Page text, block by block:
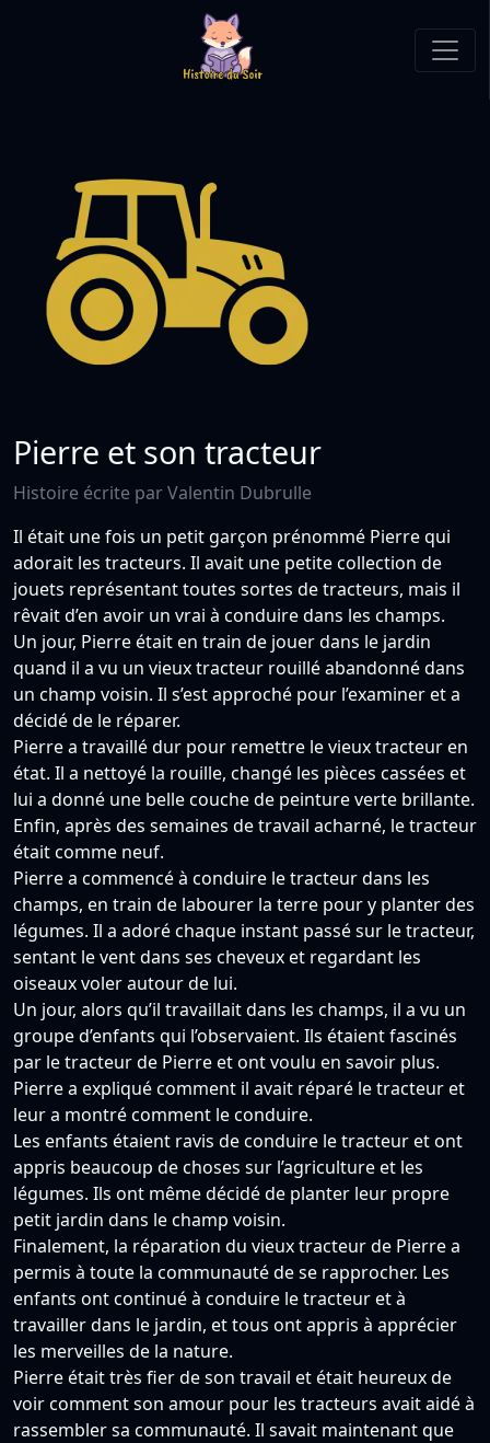
Pierre et son tracteur
Histoire écrite par Valentin Dubrulle
Il était une fois un petit garçon prénommé Pierre qui
adorait les tracteurs. Il avait une petite collection de
jouets représentant toutes sortes de tracteurs, mais il
rêvait d’en avoir un vrai à conduire dans les champs.
Un jour, Pierre était en train de jouer dans le jardin
quand il a vu un vieux tracteur rouillé abandonné dans
un champ voisin. Il s’est approché pour l’examiner et a
décidé de le réparer.
Pierre a travaillé dur pour remettre le vieux tracteur en
état. Il a nettoyé la rouille, changé les pièces cassées et
lui a donné une belle couche de peinture verte brillante.
Enfin, après des semaines de travail acharné, le tracteur
était comme neuf.
Pierre a commencé à conduire le tracteur dans les
champs, en train de labourer la terre pour y planter des
légumes. Il a adoré chaque instant passé sur le tracteur,
sentant le vent dans ses cheveux et regardant les
oiseaux voler autour de lui.
Un jour, alors qu’il travaillait dans les champs, il a vu un
groupe d’enfants qui l’observaient. Ils étaient fascinés
par le tracteur de Pierre et ont voulu en savoir plus.
Pierre a expliqué comment il avait réparé le tracteur et
leur a montré comment le conduire.
Les enfants étaient ravis de conduire le tracteur et ont
appris beaucoup de choses sur l’agriculture et les
légumes. Ils ont même décidé de planter leur propre
petit jardin dans le champ voisin.
Finalement, la réparation du vieux tracteur de Pierre a
permis à toute la communauté de se rapprocher. Les
enfants ont continué à conduire le tracteur et à
travailler dans le jardin, et tous ont appris à apprécier
les merveilles de la nature.
Pierre était très fier de son travail et était heureux de
voir comment son amour pour les tracteurs avait aidé à
rassembler sa communauté. Il savait maintenant que